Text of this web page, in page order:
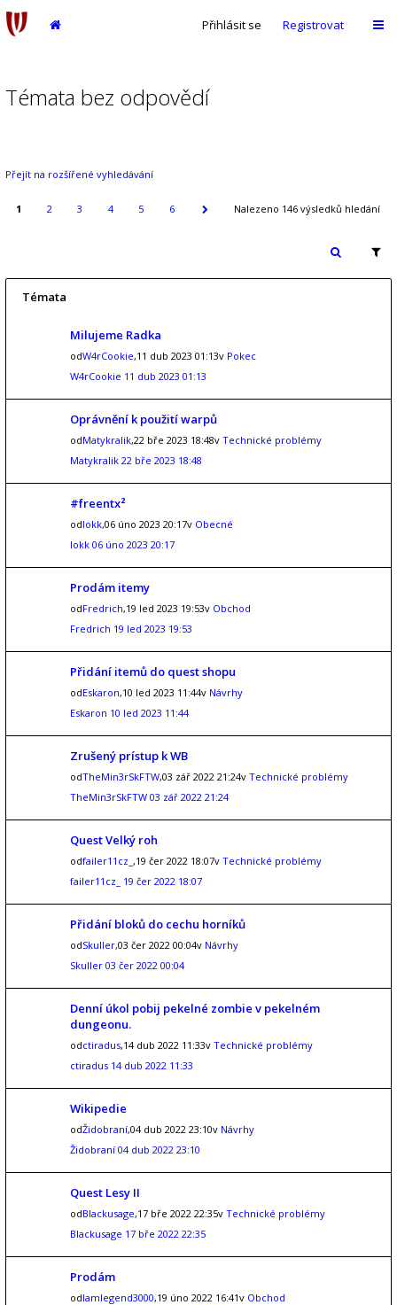
Přihlásit se Registrovat
Témata bez odpovědí
Přejít na rozšířené vyhledávání
1 2 3 4 5 6 Nalezeno 146 výsledků hledání
Témata
Milujeme Radka
odW4rCookie,11 dub 2023 01:13v Pokec
W4rCookie 11 dub 2023 01:13
Oprávnění k použití warpů
odMatykralik,22 bře 2023 18:48v Technické problémy
Matykralik 22 bře 2023 18:48
#freentx²
odlokk,06 úno 2023 20:17v Obecné
lokk 06 úno 2023 20:17
Prodám itemy
odFredrich,19 led 2023 19:53v Obchod
Fredrich 19 led 2023 19:53
Přidání itemů do quest shopu
odEskaron,10 led 2023 11:44v Návrhy
Eskaron 10 led 2023 11:44
Zrušený prístup k WB
odTheMin3rSkFTW,03 zář 2022 21:24v Technické problémy
TheMin3rSkFTW 03 zář 2022 21:24
Quest Velký roh
odfailer11cz_ ,19 čer 2022 18:07v Technické problémy
failer11cz_
19 čer 2022 18:07
Přidání bloků do cechu horníků
odSkuller,03 čer 2022 00:04v Návrhy
Skuller 03 čer 2022 00:04
Denní úkol pobij pekelné zombie v pekelném
dungeonu.
odctiradus,14 dub 2022 11:33v Technické problémy
ctiradus 14 dub 2022 11:33
Wikipedie
odŽidobraní,04 dub 2022 23:10v Návrhy
Židobraní 04 dub 2022 23:10
Quest Lesy II
odBlackusage,17 bře 2022 22:35v Technické problémy
Blackusage 17 bře 2022 22:35
Prodám
odIamlegend3000,19 úno 2022 16:41v Obchod